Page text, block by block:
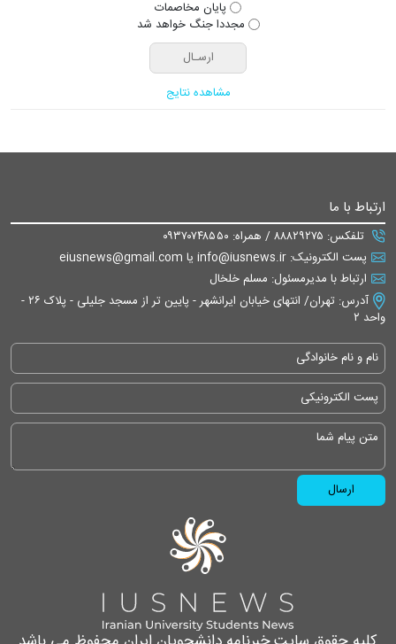
پایان مخاصمات
مجددا جنگ خواهد شد
مشاهده نتایج
ارتباط با ما
تلفکس: ۸۸۸۲۹۲۷۵ / همراه: ۰۹۳۷۰۷۴۸۵۵۰
پست الکترونیک: info@iusnews.ir یا eiusnews@gmail.com
ارتباط با مدیرمسئول: مسلم خلخال
آدرس: تهران/ انتهای خیابان ایرانشهر - پایین تر از مسجد جلیلی - پلاک ۲۶ -
واحد ۲